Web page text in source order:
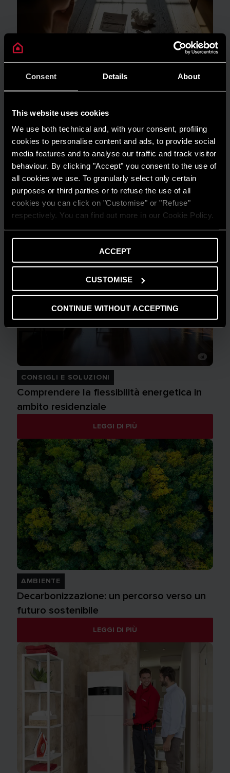
Consent Details About
This website uses cookies
We use both technical and, with your consent, profiling
cookies to personalise content and ads, to provide social
media features and to analyse our traffic and track visitor
behaviour. By clicking "Accept" you consent to the use of
all cookies we use. To granularly select only certain
purposes or third parties or to refuse the use of all
cookies you can click on "Customise" or "Refuse"
respectively. You can find out more in our Cookie Policy.
ACCEPT
CUSTOMISE
CONTINUE WITHOUT ACCEPTING
Quanto consuma un condizionatore?
LEGGI DI PIÙ
CONSIGLI E SOLUZIONI
Comprendere la flessibilità energetica in
ambito residenziale
LEGGI DI PIÙ
AMBIENTE
Decarbonizzazione: un percorso verso un
futuro sostenibile
LEGGI DI PIÙ